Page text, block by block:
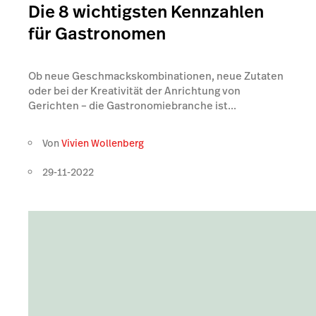
Die 8 wichtigsten Kennzahlen
für Gastronomen
Ob neue Geschmackskombinationen, neue Zutaten
oder bei der Kreativität der Anrichtung von
Gerichten – die Gastronomiebranche ist...
VonVivien Wollenberg
29-11-2022